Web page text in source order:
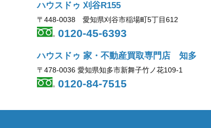
ハウスドゥ 刈谷R155
〒448-0038 愛知県刈谷市稲場町5丁目612
0120-45-6393
ハウスドゥ 家・不動産買取専門店 知多
〒478-0036 愛知県知多市新舞子竹ノ花109-1
0120-84-7515